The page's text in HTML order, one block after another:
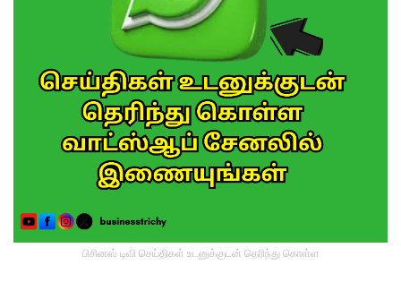
பிசினஸ் டிவி செய்திகள் உடனுக்குடன் தெரிந்து கொள்ள